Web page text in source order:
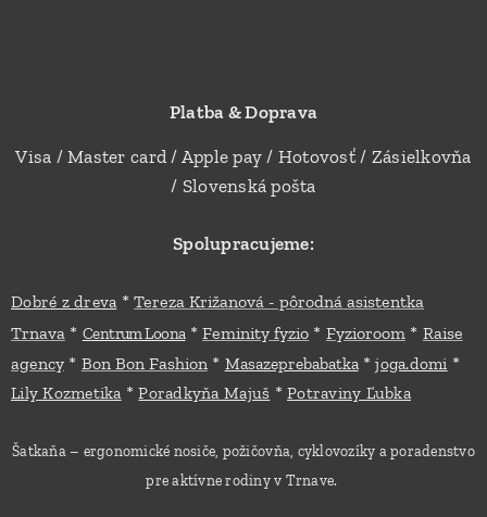
Platba & Doprava
Visa / Master card / Apple pay / Hotovosť / Zásielkovňa
/ Slovenská pošta
Spolupracujeme:
Dobré z dreva*Tereza Križanová - pôrodná asistentka
Trnava * Centrum Loona *Feminity fyzio * Fyzioroom* Raise
agency * Bon Bon Fashion* Masazeprebabatka*joga.domi *
Lily Kozmetika*Poradkyňa Majuš *Potraviny Ľubka
Šatkaňa – ergonomické nosiče, požičovňa, cyklovozíky a poradenstvo
pre aktívne rodiny v Trnave.